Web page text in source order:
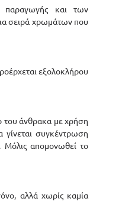
παραγωγής και των
σειρά χρωμάτων που
εξολοκλήρου
του άνθρακα με χρήση
γίνεται συγκέντρωση
Μόλις απομονωθεί το
αλλά χωρίς καμία